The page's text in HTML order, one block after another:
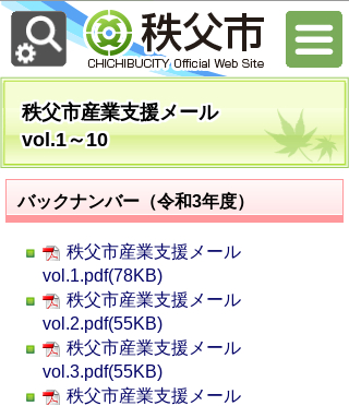
秩父市産業支援メール
vol.1～10
バックナンバー（令和3年度）
秩父市産業支援メール
vol.1.pdf(78KB)
秩父市産業支援メール
vol.2.pdf(55KB)
秩父市産業支援メール
vol.3.pdf(55KB)
秩父市産業支援メール